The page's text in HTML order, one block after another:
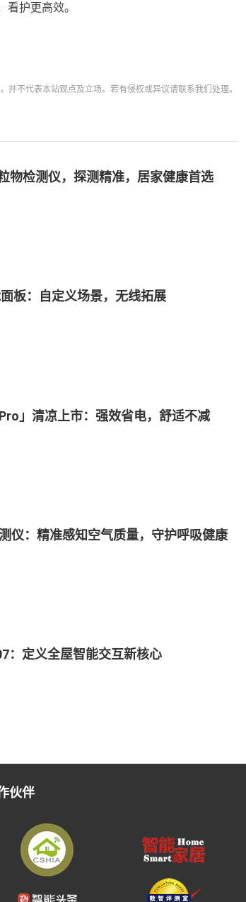
护更高效。
不代表本站观点及立场。若有侵权或异议请联系我们处理。
物检测仪，探测精准，居家健康首选
板：自定义场景，无线拓展
」清凉上市：强效省电，舒适不减
仪：精准感知空气质量，守护呼吸健康
：定义全屋智能交互新核心
伙伴